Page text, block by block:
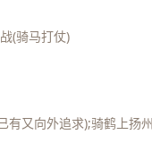
(骑马打仗)
有又向外追求);骑鹤上扬